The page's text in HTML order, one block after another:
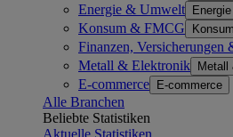
Energie & Umwelt
Konsum & FMCG
Finanzen, Versicherungen
Metall & Elektronik Metall
E-commerce E-commerce
Alle Branchen
Beliebte Statistiken
Aktuelle Statistiken